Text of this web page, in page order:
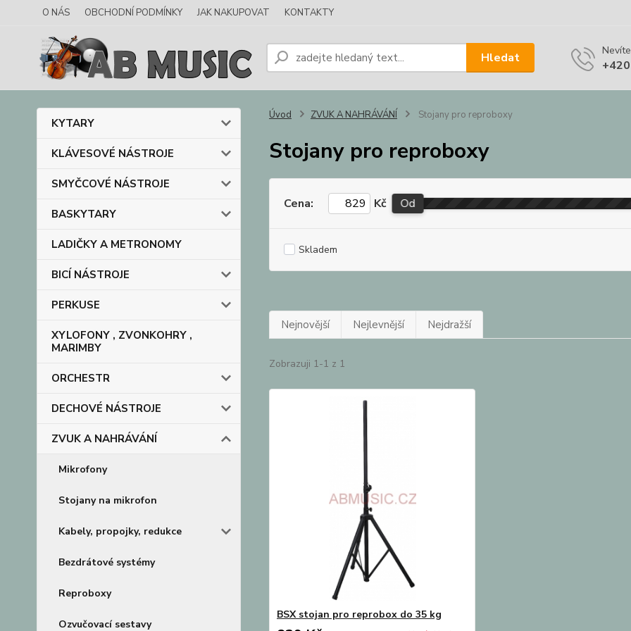
O NÁS OBCHODNÍ PODMÍNKY JAK NAKUPOVAT KONTAKTY
Hledat
KYTARY
KLÁVESOVÉ NÁSTROJE
SMYČCOVÉ NÁSTROJE
BASKYTARY
LADIČKY A METRONOMY
BICÍ NÁSTROJE
PERKUSE
XYLOFONY , ZVONKOHRY ,
MARIMBY
ORCHESTR
DECHOVÉ NÁSTROJE
ZVUK A NAHRÁVÁNÍ
Mikrofony
Stojany na mikrofon
Kabely, propojky, redukce
Bezdrátové systémy
Reproboxy
Ozvučovací sestavy
Úvod ZVUK A NAHRÁVÁNÍ Stojany pro reproboxy
Stojany pro reproboxy
Cena: Kč Od
Skladem
Nejnovější Nejlevnější Nejdražší
Zobrazuji 1-1 z 1
BSX stojan pro reprobox do 35 kg